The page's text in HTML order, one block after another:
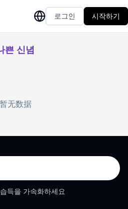
로그인 시작하기
쁜 신념
暂无数据
득을 가속화하세요